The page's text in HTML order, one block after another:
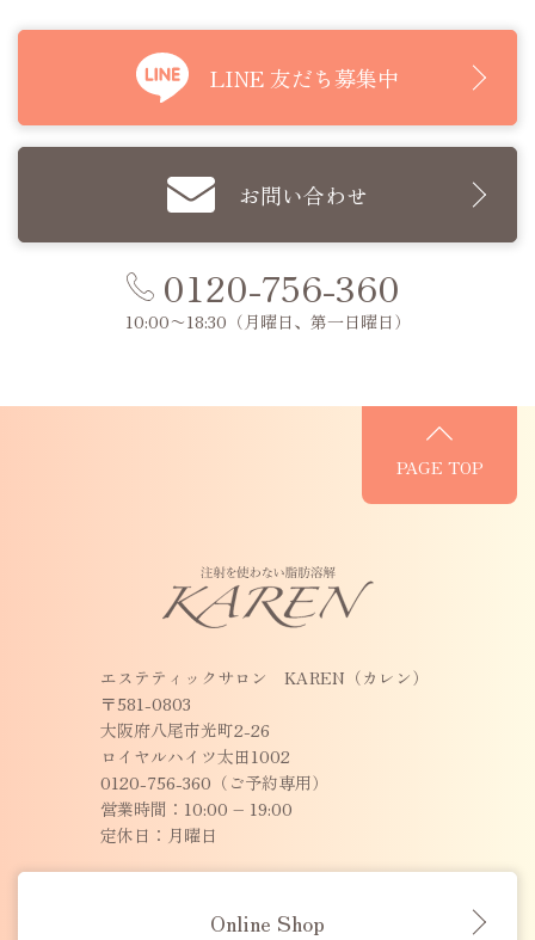
LINE 友だち募集中
お問い合わせ
0120-756-360
10:00〜18:30 （月曜日、第一日曜日）
PAGE TOP
エステティックサロン KAREN（カレン）
〒581-0803
大阪府八尾市光町2-26
ロイヤルハイツ太田1002
0120-756-360（ご予約専用）
営業時間：10:00 – 19:00
定休日：月曜日
Online Shop